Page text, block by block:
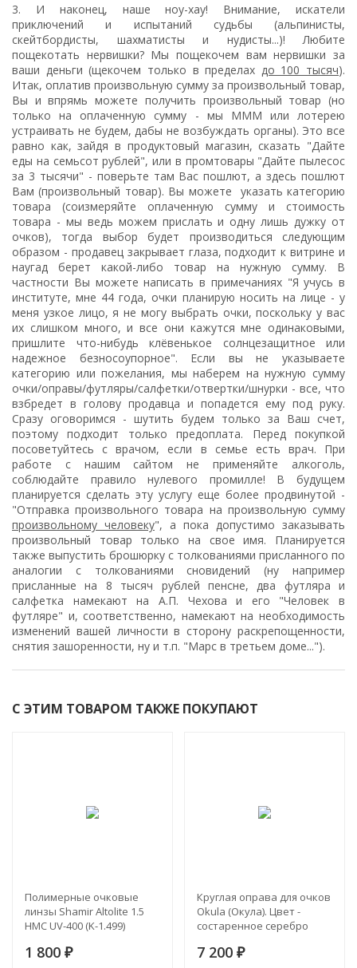
3. И наконец, наше ноу-хау! Внимание, искатели
приключений и испытаний судьбы (альпинисты,
скейтбордисты, шахматисты и нудисты...)! Любите
пощекотать нервишки? Мы пощекочем вам нервишки за
ваши деньги (щекочем только в пределах до 100 тысяч).
Итак, оплатив произвольную сумму за произвольный товар,
Вы и впрямь можете получить произвольный товар (но
только на оплаченную сумму - мы МММ или лотерею
устраивать не будем, дабы не возбуждать органы). Это все
равно как, зайдя в продуктовый магазин, сказать "Дайте
еды на семьсот рублей", или в промтовары "Дайте пылесос
за 3 тысячи" - поверьте там Вас пошлют, а здесь пошлют
Вам (произвольный товар). Вы можете указать категорию
товара (соизмеряйте оплаченную сумму и стоимость
товара - мы ведь можем прислать и одну лишь дужку от
очков), тогда выбор будет производиться следующим
образом - продавец закрывает глаза, подходит к витрине и
наугад берет какой-либо товар на нужную сумму. В
частности Вы можете написать в примечаниях "Я учусь в
институте, мне 44 года, очки планирую носить на лице - у
меня узкое лицо, я не могу выбрать очки, поскольку у вас
их слишком много, и все они кажутся мне одинаковыми,
пришлите что-нибудь клёвенькое солнцезащитное или
надежное безносоупорное". Если вы не указываете
категорию или пожелания, мы наберем на нужную сумму
очки/оправы/футляры/салфетки/отвертки/шнурки - все, что
взбредет в голову продавца и попадется ему под руку.
Сразу оговоримся - шутить будем только за Ваш счет,
поэтому подходит только предоплата. Перед покупкой
посоветуйтесь с врачом, если в семье есть врач. При
работе с нашим сайтом не применяйте алкоголь,
соблюдайте правило нулевого промилле! В будущем
планируется сделать эту услугу еще более продвинутой -
"Отправка произвольного товара на произвольную сумму
произвольному человеку", а пока допустимо заказывать
произвольный товар только на свое имя. Планируется
также выпустить брошюрку с толкованиями присланного по
аналогии с толкованиями сновидений (ну например
присланные на 8 тысяч рублей пенсне, два футляра и
салфетка намекают на А.П. Чехова и его "Человек в
футляре" и, соответственно, намекают на необходимость
изменений вашей личности в сторону раскрепощенности,
снятия зашоренности, ну и т.п. "Марс в третьем доме...").
С ЭТИМ ТОВАРОМ ТАКЖЕ ПОКУПАЮТ
Полимерные очковые
линзы Shamir Altolite 1.5
HMC UV-400 (K-1.499)
1 800 ₽
Круглая оправа для очков
Okula (Окула). Цвет -
состаренное серебро
7 200 ₽